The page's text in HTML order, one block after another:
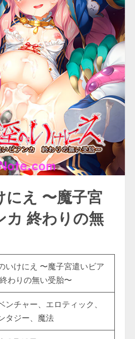
にえ 〜魔子宮
カ 終わりの無
いけにえ 〜魔子宮遣いビア
わりの無い受胎〜
ンチャー、エロティック、
タジー、魔法